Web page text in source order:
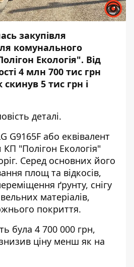
закупівля
комунального
Екологія". Від
4 млн 700 тис грн
5 тис грн і
деталі.
G9165F або еквівалент
"Полігон Екологія"
Серед основних його
площ та відкосів,
ґрунту, снігу
матеріалів,
покриття.
була 4 700 000 грн,
ціну менш як на